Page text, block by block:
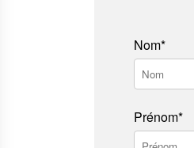
Nom*
Prénom*